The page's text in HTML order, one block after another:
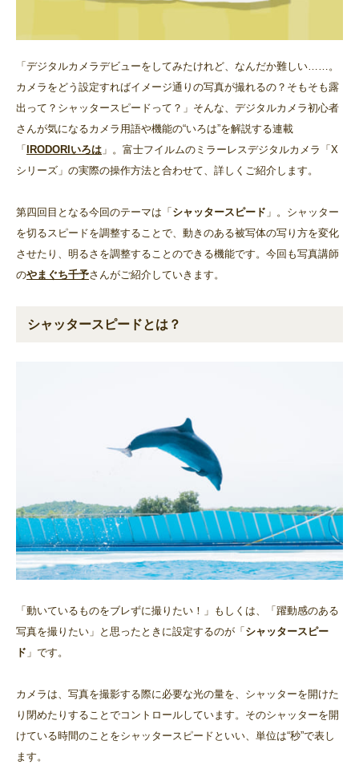
「デジタルカメラデビューをしてみたけれど、なんだか難しい……。
カメラをどう設定すればイメージ通りの写真が撮れるの？そもそも露
出って？シャッタースピードって？」そんな、デジタルカメラ初心者
さんが気になるカメラ用語や機能の“いろは”を解説する連載
「
IRODORIいろは 」。富士フイルムのミラーレスデジタルカメラ「X
シリーズ」の実際の操作方法と合わせて、詳しくご紹介します。
第四回目となる今回のテーマは「 シャッタースピード 」。シャッター
を切るスピードを調整することで、動きのある被写体の写り方を変化
させたり、明るさを調整することのできる機能です。今回も写真講師
のやまぐち千予さんがご紹介していきます。
シャッタースピードとは？
「動いているものをブレずに撮りたい！」もしくは、「躍動感のある
写真を撮りたい」と思ったときに設定するのが「 シャッタースピー
ド 」です。
カメラは、写真を撮影する際に必要な光の量を、シャッターを開けた
り閉めたりすることでコントロールしています。そのシャッターを開
けている時間のことをシャッタースピードといい、単位は“秒”で表し
ます。